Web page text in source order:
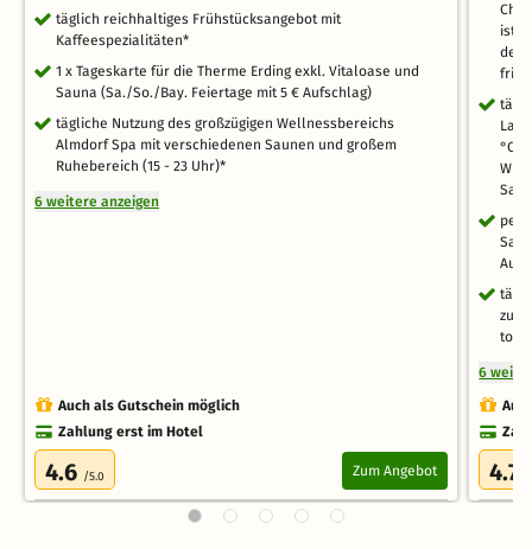
täglich reichhaltiges Frühstücksangebot mit
Kaffeespezialitäten*
1 x Tageskarte für die Therme Erding exkl. Vitaloase und
Sauna (Sa./So./Bay. Feiertage mit 5 € Aufschlag)
tägliche Nutzung des großzügigen Wellnessbereichs
Almdorf Spa mit verschiedenen Saunen und großem
Ruhebereich (15 - 23 Uhr)*
6 weitere anzeigen
Auch als Gutschein möglich
Zahlung erst im Hotel
4.6 /5.0 Zum Angebot
ist
der
°C),
zum
6
4.7